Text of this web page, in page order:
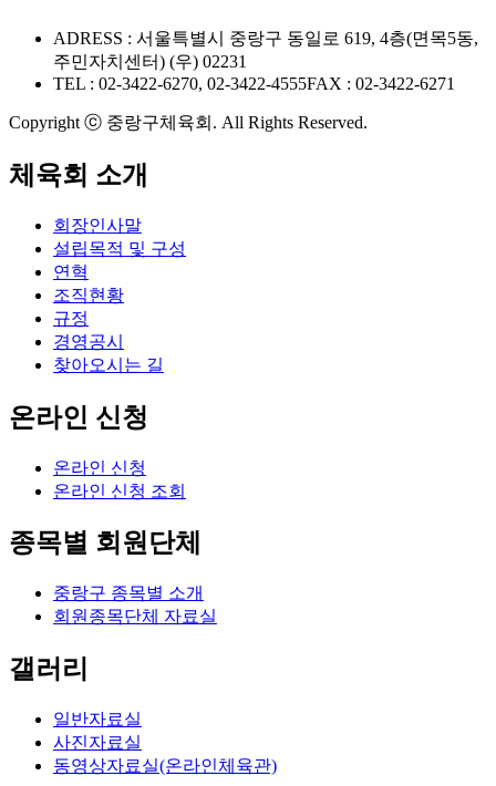
ADRESS : 서울특별시 중랑구 동일로 619, 4층(면목5동,
주민자치센터) (우) 02231
TEL : 02-3422-6270, 02-3422-4555FAX : 02-3422-6271
Copyright ⓒ 중랑구체육회. All Rights Reserved.
체육회 소개
회장인사말
설립목적 및 구성
연혁
조직현황
규정
경영공시
찾아오시는 길
온라인 신청
온라인 신청
온라인 신청 조회
종목별 회원단체
중랑구 종목별 소개
회원종목단체 자료실
갤러리
일반자료실
사진자료실
동영상자료실(온라인체육관)